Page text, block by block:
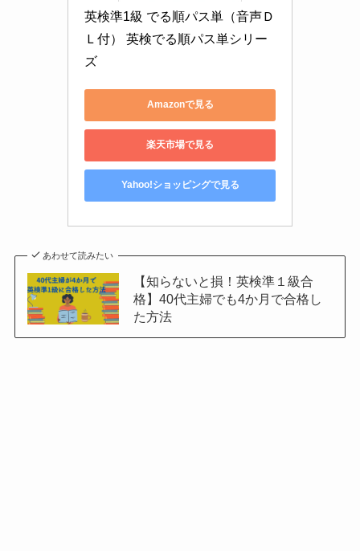
英検準1級 でる順パス単（音声Ｄ
Ｌ付） 英検でる順パス単シリー
ズ
Amazonで見る
楽天市場で見る
Yahoo!ショッピングで見る
あわせて読みたい
【知らないと損！英検準１級合
格】40代主婦でも4か月で合格し
た方法